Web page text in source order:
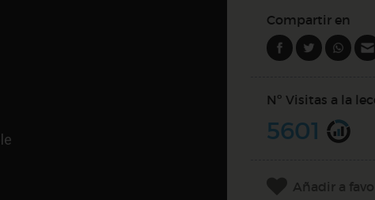
Compartir en
Nº Visitas a la
5601
Añadir a